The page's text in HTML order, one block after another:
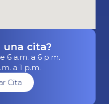
una cita?
6 a.m. a 6 p.m.
a 1 p.m.
Cita